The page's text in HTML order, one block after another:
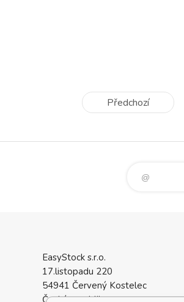
Předchozí
EasyStock s.r.o.
17.listopadu 220
54941 Červený Kostelec
Česká republika